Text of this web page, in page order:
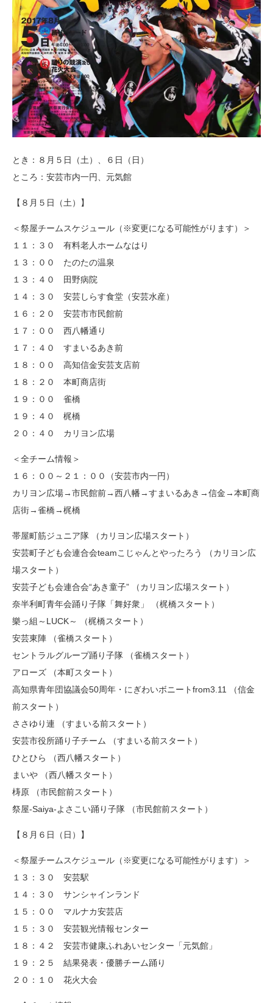
とき：８月５日（土）、６日（日）
ところ：安芸市内一円、元気館
【８月５日（土）】
＜祭屋チームスケジュール（※変更になる可能性がります）＞
１１：３０ 有料老人ホームなはり
１３：００ たのたの温泉
１３：４０ 田野病院
１４：３０ 安芸しらす食堂（安芸水産）
１６：２０ 安芸市市民館前
１７：００ 西八幡通り
１７：４０ すまいるあき前
１８：００ 高知信金安芸支店前
１８：２０ 本町商店街
１９：００ 雀橋
１９：４０ 梶橋
２０：４０ カリヨン広場
＜全チーム情報＞
１６：００～２１：００（安芸市内一円）
カリヨン広場→市民館前→西八幡→すまいるあき→信金→本町商
店街→雀橋→梶橋
帯屋町筋ジュニア隊 （カリヨン広場スタート）
安芸町子ども会連合会teamこじゃんとやったろう （カリヨン広
場スタート）
安芸子ども会連合会“あき童子” （カリヨン広場スタート）
奈半利町青年会踊り子隊「舞好衆」 （梶橋スタート）
樂っ組～LUCK～ （梶橋スタート）
安芸東陣 （雀橋スタート）
セントラルグループ踊り子隊 （雀橋スタート）
アローズ （本町スタート）
高知県青年団協議会50周年・にぎわいボニートfrom3.11 （信金
前スタート）
ささゆり連 （すまいる前スタート）
安芸市役所踊り子チーム （すまいる前スタート）
ひとひら （西八幡スタート）
まいや （西八幡スタート）
梼原 （市民館前スタート）
祭屋-Saiya-よさこい踊り子隊 （市民館前スタート）
【８月６日（日）】
＜祭屋チームスケジュール（※変更になる可能性がります）＞
１３：３０ 安芸駅
１４：３０ サンシャインランド
１５：００ マルナカ安芸店
１５：３０ 安芸観光情報センター
１８：４２ 安芸市健康ふれあいセンター「元気館」
１９：２５ 結果発表・優勝チーム踊り
２０：１０ 花火大会